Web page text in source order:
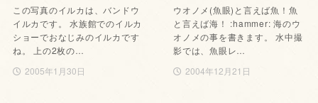
この写真のイルカは、バンドウ
イルカです。 水族館でのイルカ
ショーでおなじみのイルカです
ね。 上の2枚の…
2005年1月30日
ウオノメ(魚眼)と言えば魚！魚
と言えば海！ :hammer: 海のウ
オノメの事を書きます。 水中撮
影では、魚眼レ…
2004年12月21日